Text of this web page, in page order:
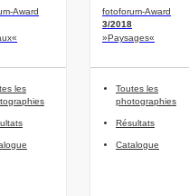
Award
les
fotoforum-Award
3/2018
»Paysages«
Toutes les
photographies
Résultats
Catalogue